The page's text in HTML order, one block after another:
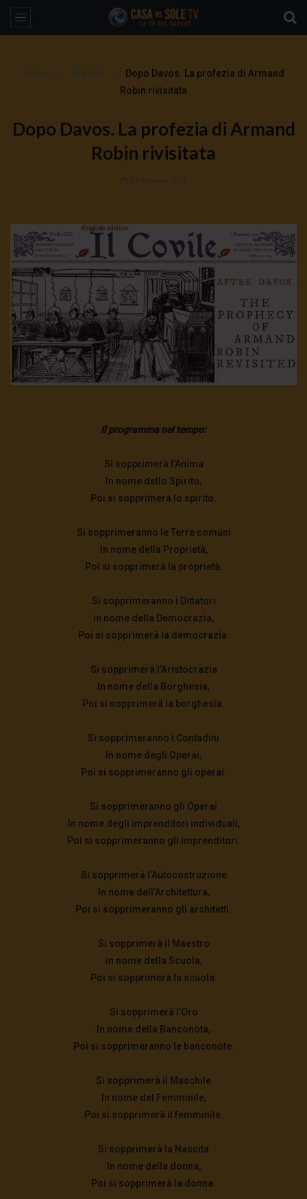
Dopo Davos. La profezia di Armand
Robin rivisitata
Dopo Davos. La profezia di Armand
Robin rivisitata
Il programma nel tempo:
Si sopprimerà l’Anima
In nome dello Spirito,
Poi si sopprimerà lo spirito.
Si sopprimeranno le Terre comuni
In nome della Proprietà,
Poi si sopprimerà la proprietà.
Si sopprimeranno i Dittatori
in nome della Democrazia,
Poi si sopprimerà la democrazia.
Si sopprimerà l’Aristocrazia
In nome della Borghesia,
Poi si sopprimerà la borghesia.
Si sopprimeranno i Contadini
In nome degli Operai,
Poi si sopprimeranno gli operai.
Si sopprimeranno gli Operai
In nome degli imprenditori individuali,
Poi si sopprimeranno gli imprenditori.
Si sopprimerà l’Autocostruzione
In nome dell’Architettura,
Poi si sopprimeranno gli architetti.
Si sopprimerà il Maestro
in nome della Scuola,
Poi si sopprimerà la scuola.
Si sopprimerà l’Oro
In nome della Banconota,
Poi si sopprimeranno le banconote.
Si sopprimerà il Maschile
In nome del Femminile,
Poi si sopprimerà il femminile.
Si sopprimerà la Nascita
In nome della donna,
Poi si sopprimerà la donna.